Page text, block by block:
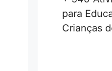
para
Crianças